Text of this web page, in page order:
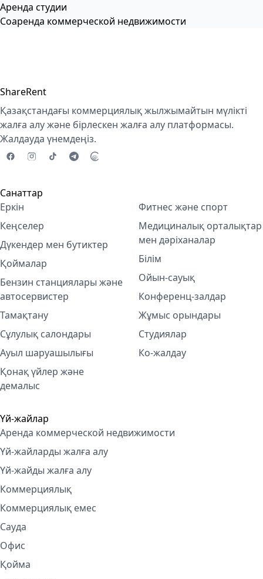
Аренда студии
Соаренда коммерческой недвижимости
ShareRent
Қазақстандағы коммерциялық жылжымайтын мүлікті
жалға алу және бірлескен жалға алу платформасы.
Жалдауда үнемдеңіз.
Санаттар
Еркін
Кеңселер
Дүкендер мен бутиктер
Қоймалар
Бензин станциялары және
автосервистер
Тамақтану
Сұлулық салондары
Ауыл шаруашылығы
Қонақ үйлер және
демалыс
Фитнес және спорт
Медициналық орталықтар
мен дәріханалар
Білім
Ойын-сауық
Конференц-залдар
Жұмыс орындары
Студиялар
Ко-жалдау
Үй-жайлар
Аренда коммерческой недвижимости
Үй-жайларды жалға алу
Үй-жайды жалға алу
Коммерциялық
Коммерциялық емес
Сауда
Офис
Қойма